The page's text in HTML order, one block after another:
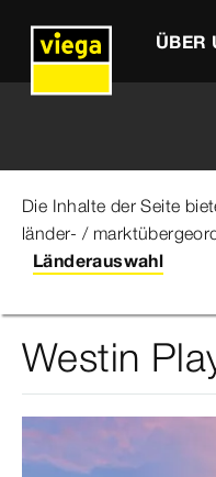
ÜBER
Die Inhalte der Seite
länder- /
Länderauswahl
Viega Gruppe Über
Westin